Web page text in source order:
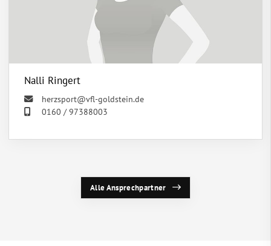
Nalli Ringert
herzsport@vfl-goldstein.de
0160 / 97388003
Alle Ansprechpartner